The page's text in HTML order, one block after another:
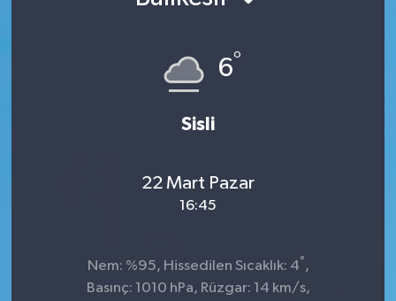
6°
Sisli
22 Mart Pazar
16:45
Nem: %95, Hissedilen Sıcaklık: 4° ,
Basınç: 1010 hPa, Rüzgar: 14 km/s,